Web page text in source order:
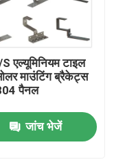
एल्यूमिनियम टाइल
माउंटिंग ब्रैकेट्स
पैनल
जांच भेजें